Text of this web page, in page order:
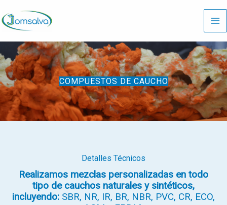
al
COMPUESTOS DE CAUCHO
Detalles Técnicos
Realizamos mezclas personalizadas en todo
tipo de cauchos naturales y sintéticos,
incluyendo: SBR, NR, IR, BR, NBR, PVC, CR, ECO,